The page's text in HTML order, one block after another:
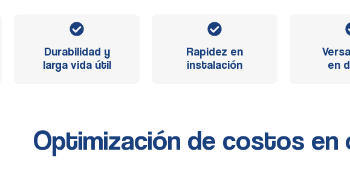
Durabilidad y
larga vida útil
Rapidez en
instalación
en
Optimización de costos en